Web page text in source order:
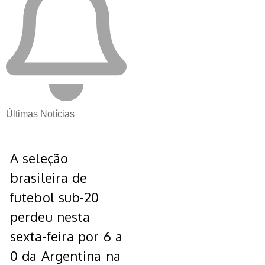
Últimas Notícias
A seleção
brasileira de
futebol sub-20
perdeu nesta
sexta-feira por 6 a
0 da Argentina na